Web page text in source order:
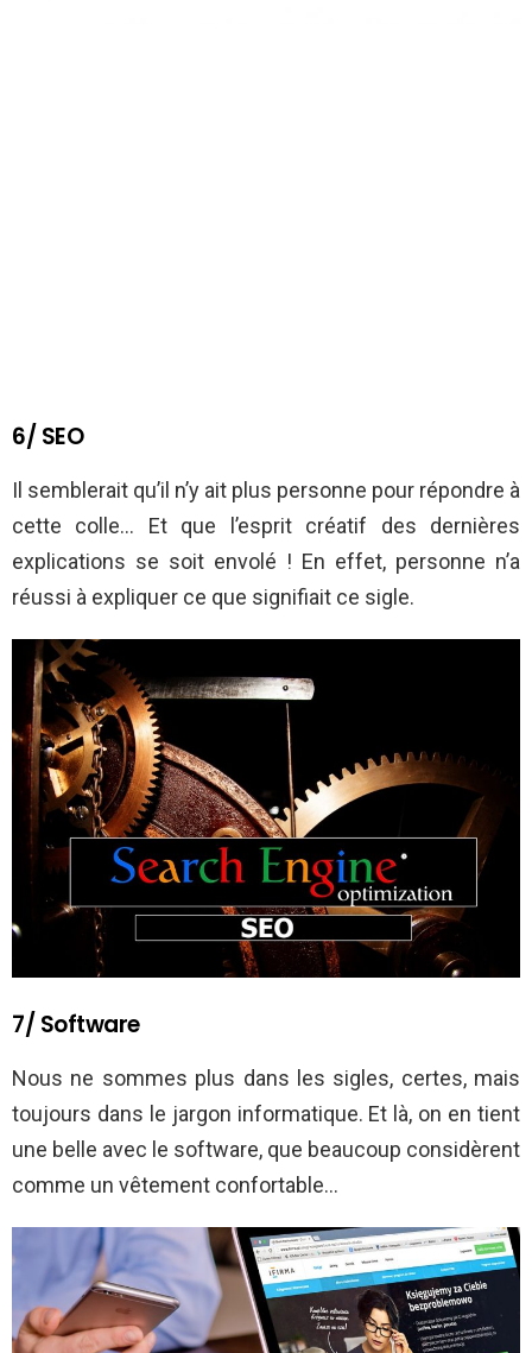
6/ SEO
Il semblerait qu’il n’y ait plus personne pour répondre à
cette colle… Et que l’esprit créatif des dernières
explications se soit envolé ! En effet, personne n’a
réussi à expliquer ce que signifiait ce sigle.
7/ Software
Nous ne sommes plus dans les sigles, certes, mais
toujours dans le jargon informatique. Et là, on en tient
une belle avec le software, que beaucoup considèrent
comme un vêtement confortable…